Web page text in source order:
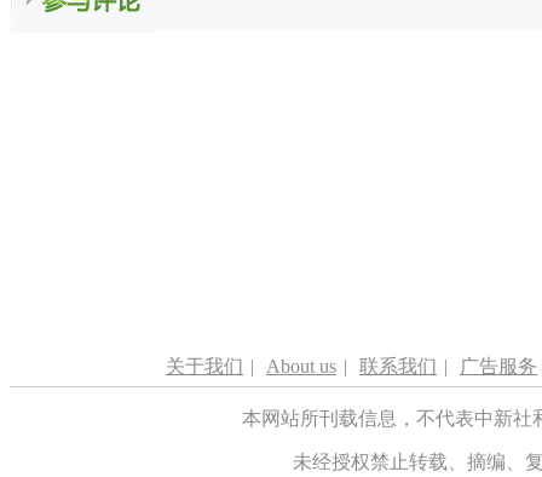
关于我们 | About us | 联系我们 | 广告服务
本网站所刊载信息，不代表中新
未经授权禁止转载、摘编、